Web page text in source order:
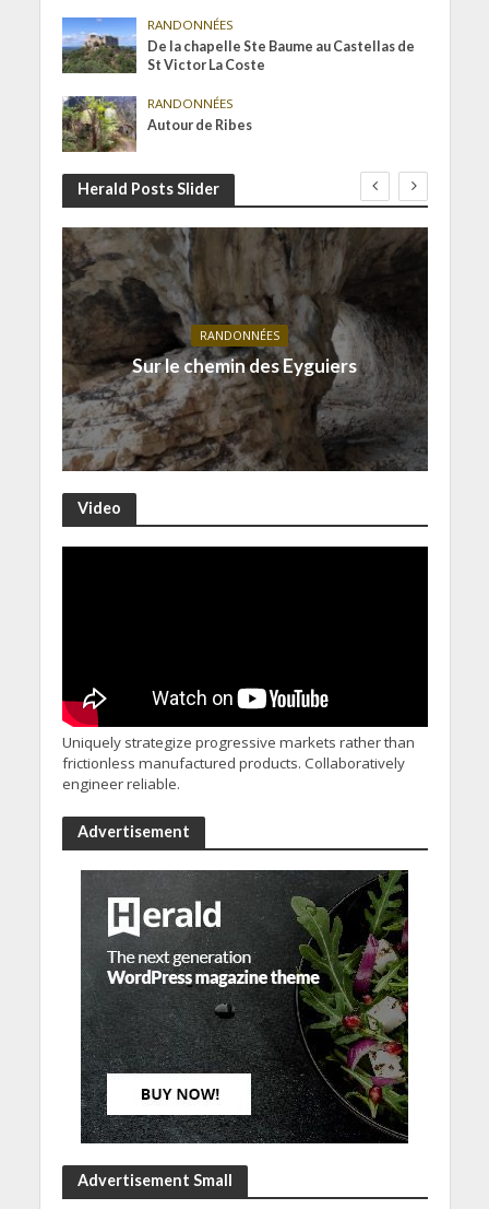
RANDONNÉES
De la chapelle Ste Baume au Castellas de
St Victor La Coste
RANDONNÉES
Autour de Ribes
Herald Posts Slider
RANDONNÉES
Sur le chemin des Eyguiers
Video
Uniquely strategize progressive markets rather than
frictionless manufactured products. Collaboratively
engineer reliable.
Advertisement
Advertisement Small